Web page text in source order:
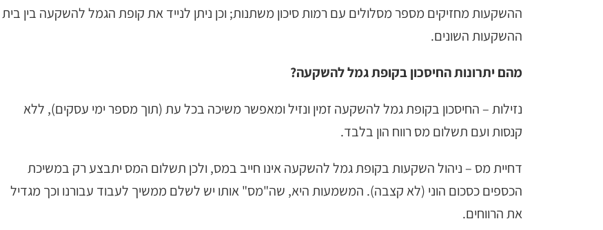
ההשקעות מחזיקים מספר מסלולים עם רמות סיכון משתנות; וכן ניתן לנייד את קופת הגמל להשקעה בין בית
ההשקעות השונים.
מהם יתרונות החיסכון בקופת גמל להשקעה?
נזילות – החיסכון בקופת גמל להשקעה זמין ונזיל ומאפשר משיכה בכל עת (תוך מספר ימי עסקים), ללא
קנסות ועם תשלום מס רווח הון בלבד.
דחיית מס – ניהול השקעות בקופת גמל להשקעה אינו חייב במס, ולכן תשלום המס יתבצע רק במשיכת
הכספים כסכום הוני (לא קצבה). המשמעות היא, שה"מס" אותו יש לשלם ממשיך לעבוד עבורנו וכך מגדיל
את הרווחים.